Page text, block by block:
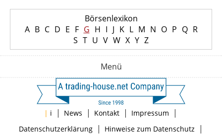
Börsenlexikon
A B C D E F G H I J K L M N O P Q R
S T U V W X Y Z
Menü
| i | News | Kontakt | Impressum |
Datenschutzerklärung| Hinweise zum Datenschutz |